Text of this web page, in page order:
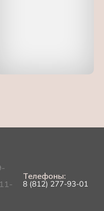
Телефоны:
8 (812) 277-93-01